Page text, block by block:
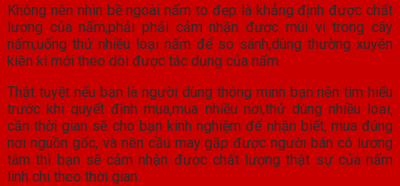
Không nên nhìn bề ngoài nấm to đẹp là khẳng định được chất
lượng của nấm,phải phải cảm nhận được mùi vị trong cây
nấm,uống thử nhiều loại nấm để so sánh,dùng thường xuyên
kiên kì mới theo dõi được tác dụng của nấm.
Thật tuyệt nếu bạn là người dùng thông minh bạn nên tìm hiểu
trước khi quyết định mua,mua nhiều nơi,thử dùng nhiều loại,
cần thời gian sẽ cho bạn kinh nghiệm để nhận biết, mua đúng
nơi nguồn gốc, và nên cầu may gặp được người bán có lương
tâm thì bạn sẽ cảm nhận được chất lượng thật sự của nấm
linh chi theo thời gian.